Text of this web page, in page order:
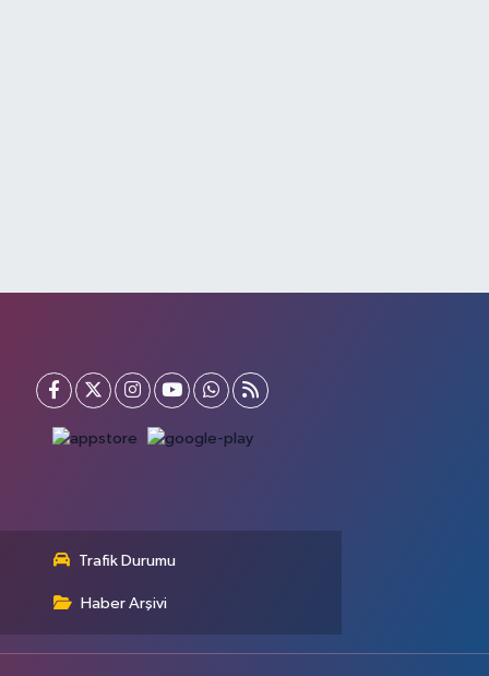
Trafik Durumu
Haber Arşivi